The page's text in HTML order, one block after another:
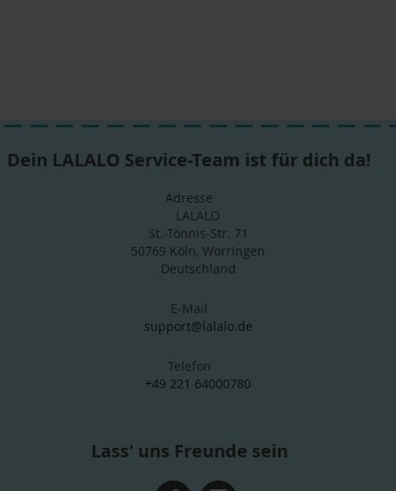
Dein LALALO Service-Team ist für dich da!
Adresse
LALALO
St.-Tönnis-Str. 71
50769 Köln, Worringen
Deutschland
E-Mail
support@lalalo.de
Telefon
+49 221 64000780
Lass' uns Freunde sein